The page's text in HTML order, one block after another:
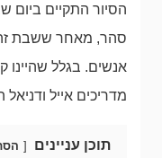
הסיור התקיים
אנשים. בגלל שהיינו
מדריכים אייל
תוכן עניינים